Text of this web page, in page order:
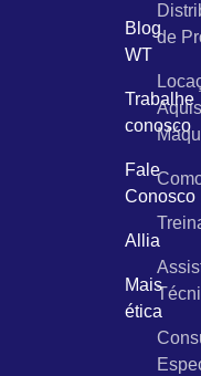
Blog
WT
Trabalhe
conosco
Fale
Conosco
Allia
Mais
ética
de